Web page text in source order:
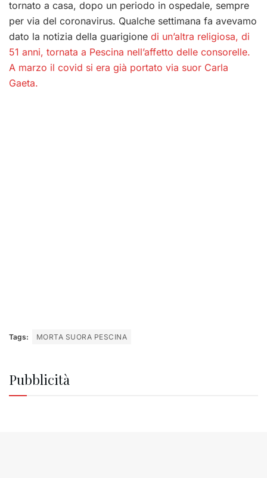
tornato a casa, dopo un periodo in ospedale, sempre
per via del coronavirus. Qualche settimana fa avevamo
dato la notizia della guarigione di un’altra religiosa, di
51 anni, tornata a Pescina nell’affetto delle consorelle.
A marzo il covid si era già portato via suor Carla
Gaeta.
Tags: MORTA SUORA PESCINA
Pubblicità